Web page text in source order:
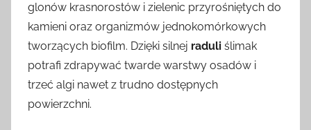
glonów krasnorostów i zielenic przyrośniętych do
kamieni oraz organizmów jednokomórkowych
tworzących biofilm. Dzięki silnej raduli ślimak
potrafi zdrapywać twarde warstwy osadów i
trzeć algi nawet z trudno dostępnych
powierzchni.